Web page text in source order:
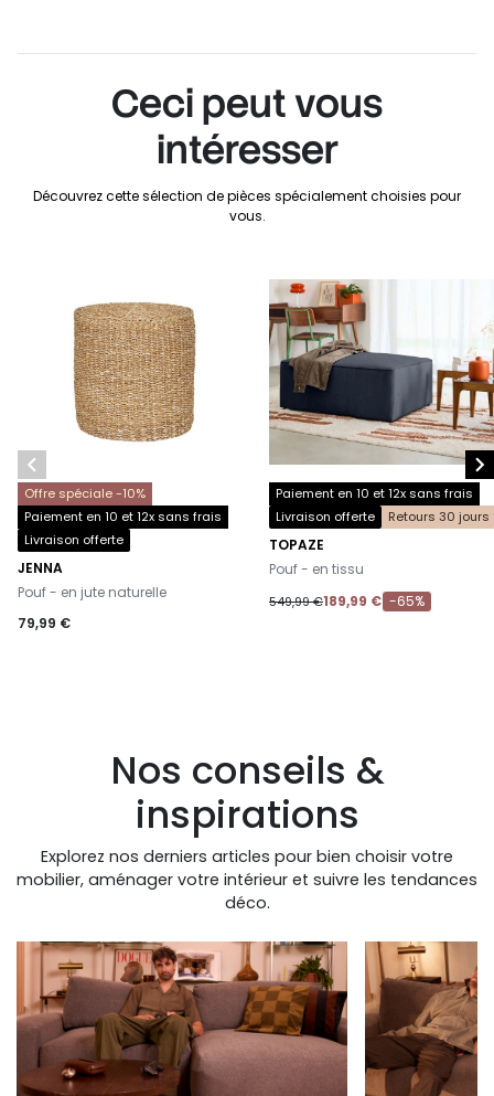
Ceci peut vous
intéresser
Découvrez cette sélection de pièces spécialement choisies pour
vous.
Offre spéciale -10%
Paiement en 10 et 12x sans frais
Livraison offerte
JENNA
-
Pouf - en jute naturelle
79,99 €
Paiement en 10 et 12x sans frais
Livraison offerte
Retours 30 jours
TOPAZE
-
Pouf - en tissu
549,99 €189,99 € -65%
 
Nos conseils &
inspirations
Explorez nos derniers articles pour bien choisir votre
mobilier, aménager votre intérieur et suivre les tendances
déco.